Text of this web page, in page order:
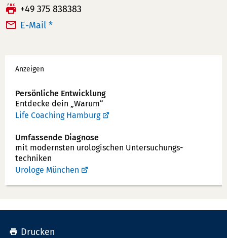
e
l
n
u
m
e
r:
F
a
+49 375 838383
E-Mail *
Werbung
Anzeigen
Persönliche Entwicklung
Entdecke dein „Warum“
Life Coaching Hamburg
Umfassende Diagnose
mit modernsten uro­logischen Unter­suchungs­
techniken
Urologe München
Drucken